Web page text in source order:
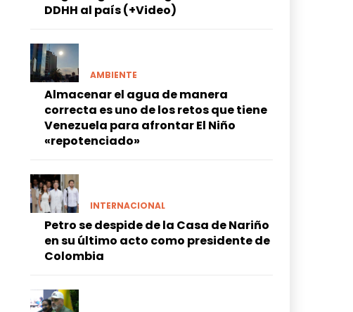
DDHH al país (+Video)
AMBIENTE
Almacenar el agua de manera
correcta es uno de los retos que tiene
Venezuela para afrontar El Niño
«repotenciado»
INTERNACIONAL
Petro se despide de la Casa de Nariño
en su último acto como presidente de
Colombia